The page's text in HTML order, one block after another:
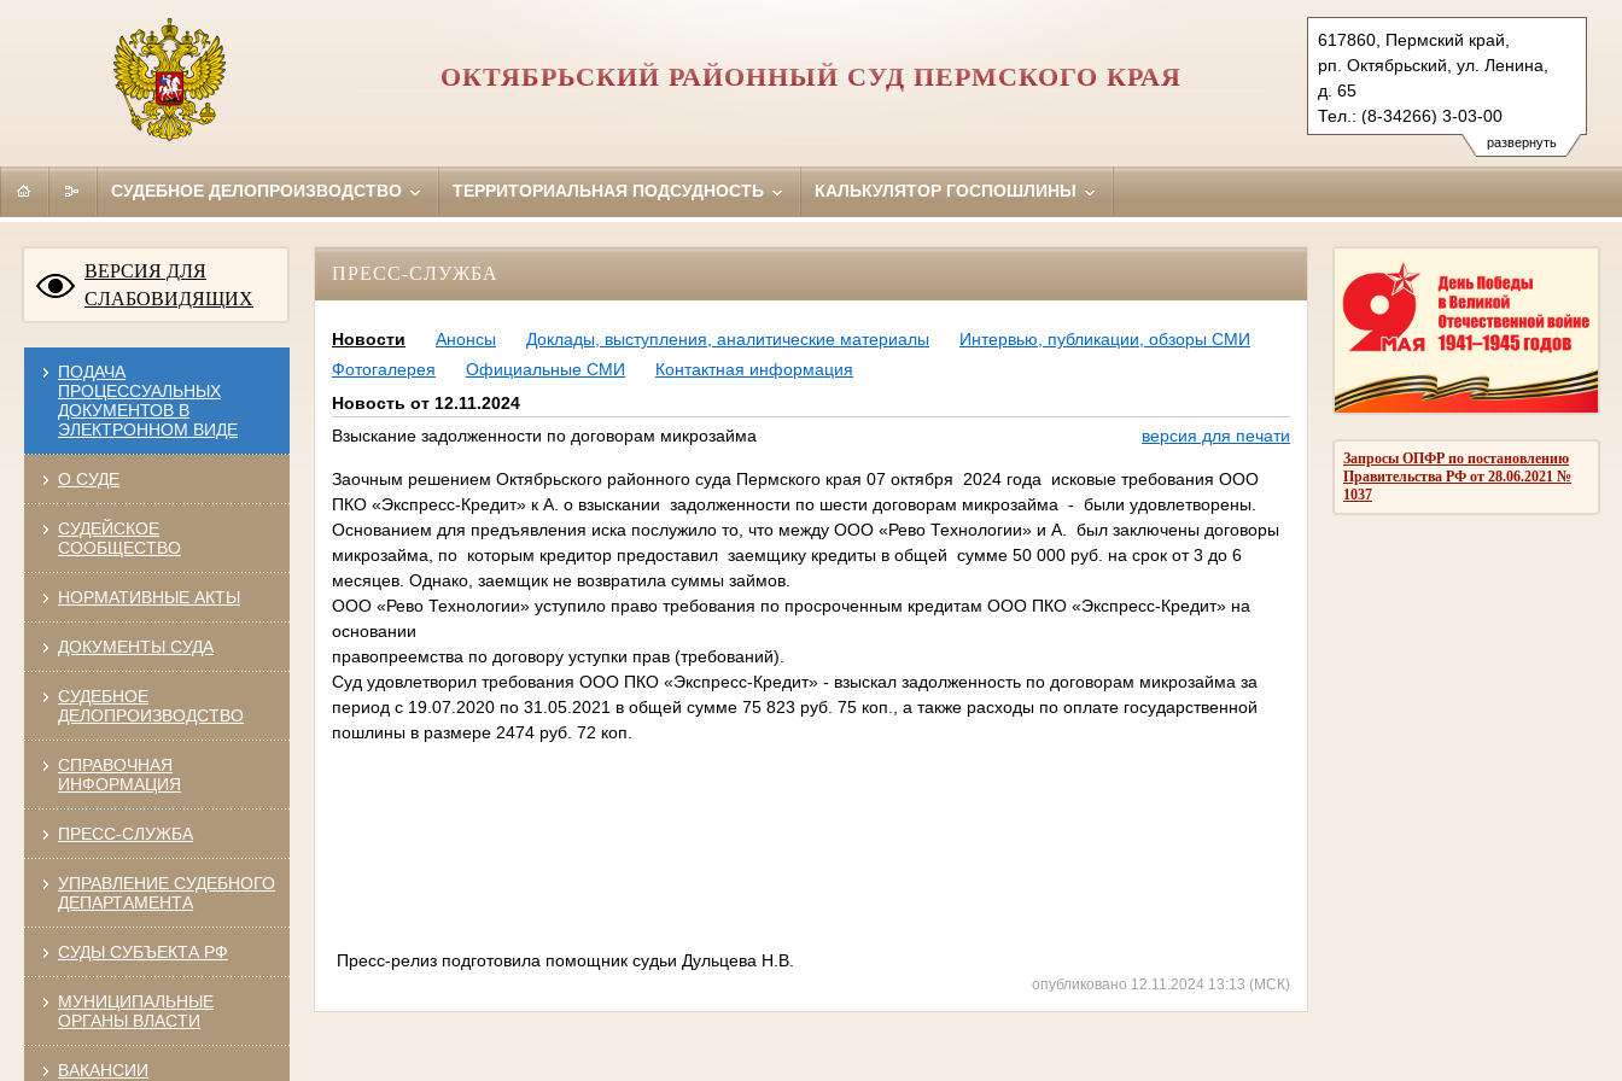
развернуть
617860, Пермский край,
рп. Октябрьский, ул. Ленина,
д. 65
Тел.: (8-34266) 3-03-00
oktjabrsky.perm@sudrf.ru
ОКТЯБРЬСКИЙ РАЙОННЫЙ СУД ПЕРМСКОГО КРАЯ
СУДЕБНОЕ ДЕЛОПРОИЗВОДСТВО ТЕРРИТОРИАЛЬНАЯ ПОДСУДНОСТЬ КАЛЬКУЛЯТОР ГОСПОШЛИНЫ
ВЕРСИЯ ДЛЯ
СЛАБОВИДЯЩИХ
ПОДАЧА
ПРОЦЕССУАЛЬНЫХ
ДОКУМЕНТОВ В
ЭЛЕКТРОННОМ ВИДЕ
О СУДЕ
СУДЕЙСКОЕ
СООБЩЕСТВО
НОРМАТИВНЫЕ АКТЫ
ДОКУМЕНТЫ СУДА
СУДЕБНОЕ
ДЕЛОПРОИЗВОДСТВО
СПРАВОЧНАЯ
ИНФОРМАЦИЯ
ПРЕСС-СЛУЖБА
УПРАВЛЕНИЕ СУДЕБНОГО
ДЕПАРТАМЕНТА
СУДЫ СУБЪЕКТА РФ
МУНИЦИПАЛЬНЫЕ
ОРГАНЫ ВЛАСТИ
ВАКАНСИИ
Запросы ОПФР по постановлению
Правительства РФ от 28.06.2021 №
1037
ПРЕСС-СЛУЖБА
Новости Анонсы Доклады, выступления, аналитические материалы
Интервью, публикации, обзоры СМИ
Фотогалерея
Официальные СМИ
Контактная информация
Новость от 12.11.2024
Взыскание задолженности по договорам микрозайма
версия для печати
Заочным решением Октябрьского районного суда Пермского края 07 октября 2024 года исковые требования ООО
ПКО «Экспресс-Кредит» к А. о взыскании задолженности по шести договорам микрозайма - были удовлетворены.
Основанием для предъявления иска послужило то, что между ООО «Рево Технологии» и А. был заключены договоры
микрозайма, по которым кредитор предоставил заемщику кредиты в общей сумме 50 000 руб. на срок от 3 до 6
месяцев. Однако, заемщик не возвратила суммы займов.
ООО «Рево Технологии» уступило право требования по просроченным кредитам ООО ПКО «Экспресс-Кредит» на
основании
правопреемства по договору уступки прав (требований).
Суд удовлетворил требования ООО ПКО «Экспресс-Кредит» - взыскал задолженность по договорам микрозайма за
период с 19.07.2020 по 31.05.2021 в общей сумме 75 823 руб. 75 коп., а также расходы по оплате государственной
пошлины в размере 2474 руб. 72 коп.
Пресс-релиз подготовила помощник судьи Дульцева Н.В.
опубликовано 12.11.2024 13:13 (МСК)